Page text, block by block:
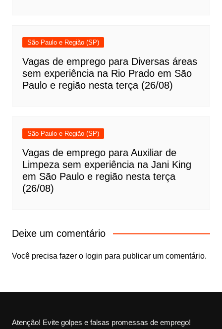
São Paulo e Região (SP)
Vagas de emprego para Diversas áreas
sem experiência na Rio Prado em São
Paulo e região nesta terça (26/08)
São Paulo e Região (SP)
Vagas de emprego para Auxiliar de
Limpeza sem experiência na Jani King
em São Paulo e região nesta terça
(26/08)
Deixe um comentário
Você precisa fazer o login para publicar um comentário.
Atenção! Evite golpes e falsas promessas de emprego!